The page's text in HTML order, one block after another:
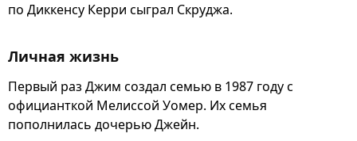
по Диккенсу Керри сыграл Скруджа.
Личная жизнь
Первый раз Джим создал семью в 1987 году с
официанткой Мелиссой Уомер. Их семья
пополнилась дочерью Джейн.